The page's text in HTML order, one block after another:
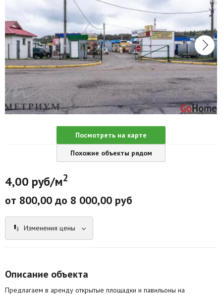
Продажа коммерческой недвижимости
Аренда коммерческой недвижимости
Другие разделы
Новости
Агентства
Ремонт квартир
Грузовое такси
Способы оплаты
Посмотреть на карте
Похожие объекты рядом
4,00 руб/м2
от 800,00 до 8 000,00 руб
Изменения цены
Описание объекта
Предлагаем в аренду открытые площадки и павильоны на